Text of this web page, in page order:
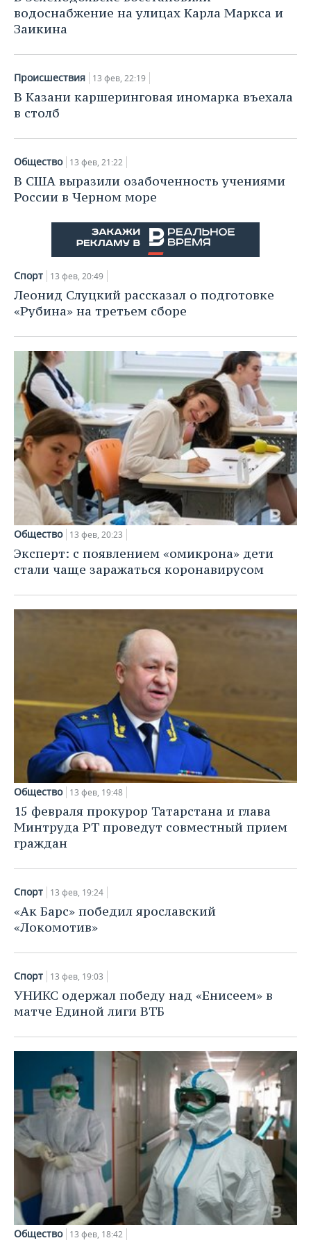
ХОККЕЙ С МЯЧОМ
ПРОИСШЕСТВИЯ
водоснабжение на улицах Карла Маркса и
Заикина
Происшествия 13 фев, 22:19
В Казани каршеринговая иномарка въехала
в столб
Общество 13 фев, 21:22
В США выразили озабоченность учениями
России в Черном море
Спорт 13 фев, 20:49
Леонид Слуцкий рассказал о подготовке
«Рубина» на третьем сборе
Общество 13 фев, 20:23
Эксперт: с появлением «омикрона» дети
стали чаще заражаться коронавирусом
Общество 13 фев, 19:48
15 февраля прокурор Татарстана и глава
Минтруда РТ проведут совместный прием
граждан
Спорт 13 фев, 19:24
«Ак Барс» победил ярославский
«Локомотив»
Спорт 13 фев, 19:03
УНИКС одержал победу над «Енисеем» в
матче Единой лиги ВТБ
Общество 13 фев, 18:42